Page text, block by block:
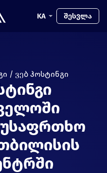
KA შესვლა
/ ვებ ჰოსტინგი